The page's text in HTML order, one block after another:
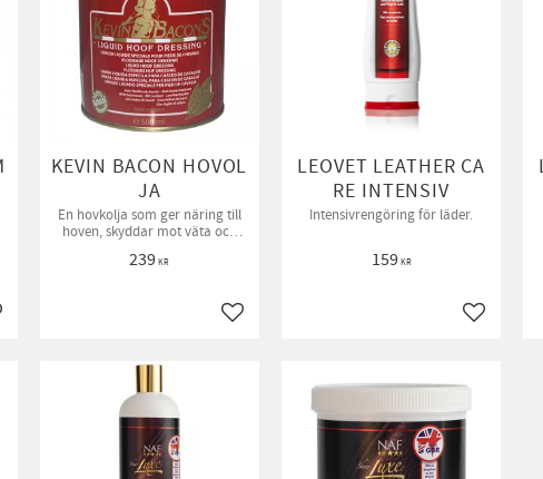
till i favoriter
KEVIN BACON HOVOL
JA
En hovkolja som ger näring till
hoven, skyddar mot väta och
hovtillväxten.
239KR
Lägg till i favoriter
LEOVET LEATHER CA
RE INTENSIV
Intensivrengöring för läder.
159KR
Lägg till i